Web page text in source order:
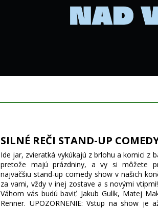
SILNÉ REČI STAND-UP
Ide jar, zvieratká vykúkajú z brlohu a komici z
pretože majú prázdniny, a vy si môžete
najväčšiu stand-up comedy show v našich
za vami, vždy v inej zostave a s novými
Váhom vás budú baviť: Jakub Gulík, Matej
Renner. UPOZORNENIE: Vstup na show je